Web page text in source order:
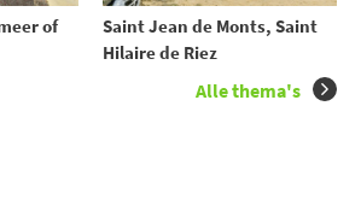
of
Saint Jean de Monts, Saint
Hilaire de Riez
Alle thema's